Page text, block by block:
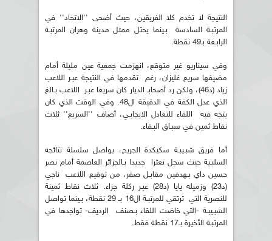
النتيجة لا تخدم كلا الفريقين، حيث أضحى ''الاتحاد'' في
المرتبـة السادسة بـينما يحتل ممثل مدينة وهران المرتبـة
الرابـعة بـ49 نقطة.
وفي سيناريو غير متوقع، انهزمت جمعية عين مليلة أمام
مضيفها سريع غليزان، رغم تقدمها في النتيجة عبـر اللاعب
زياد (د46)، ولكن رد أصحابـ الديار كان سريعا عبـر اللاعب بـالغ
الذي عدل الكفة في الدقيقة ال48. وفي الوقت الذي كان
يتجه فيه اللقاء للتعادل الايجابـي، أضاف ''السريع'' ثلاث
نقاط ثمين في سبـاق البـقاء.
أما فريق شبـيبـة سكيكدة الجريح، يواصل سلسلة نتائجه
السلبـية حيث سجل تعثرا جديدا بـالجزائر العاصمة أمام نصر
حسين داي بـهدفين مقابـل صفر، من توقيع اللاعب ناجي
(د23) وزميله يايا (د28) عبـر ركلة جزاء. ثلاث نقاط ثمينة
للنصرية التي ترتقي للمرتبـة ال16 بـ 29 نقطة، بـينما تواصل
الشبـيبـة -التي خاضت اللقاء بـصنف الرديف- تواجدها في
المرتبـة الأخيرة بـ17 نقطة فقط.